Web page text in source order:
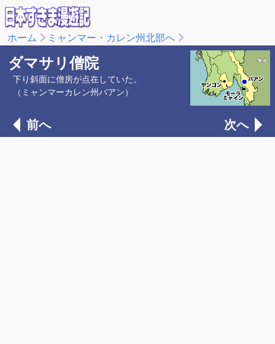
ホーム ミャンマー・カレン州北部へ
ダマサリ僧院
下り斜面に僧房が点在していた。
（ミャンマーカレン州パアン）
前へ 次へ